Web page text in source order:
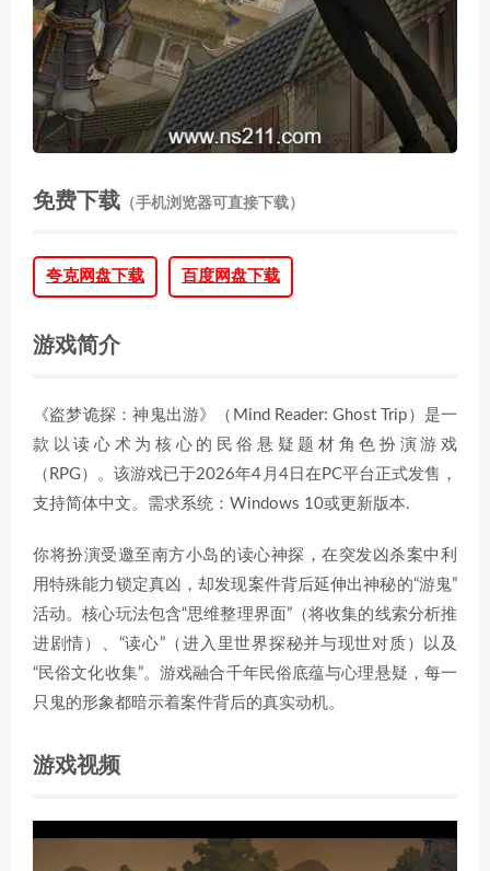
免费下载 （手机浏览器可直接下载）
夸克网盘下载 百度网盘下载
游戏简介
《盗梦诡探：神鬼出游》（Mind Reader: Ghost Trip）是一
款以读心术为核心的民俗悬疑题材角色扮演游戏
（RPG）。该游戏已于2026年4月4日在PC平台正式发售，
支持简体中文。需求系统：Windows 10或更新版本.
你将扮演受邀至南方小岛的读心神探，在突发凶杀案中利
用特殊能力锁定真凶，却发现案件背后延伸出神秘的“游鬼”
活动。核心玩法包含“思维整理界面”（将收集的线索分析推
进剧情）、“读心”（进入里世界探秘并与现世对质）以及
“民俗文化收集”。游戏融合千年民俗底蕴与心理悬疑，每一
只鬼的形象都暗示着案件背后的真实动机。
游戏视频